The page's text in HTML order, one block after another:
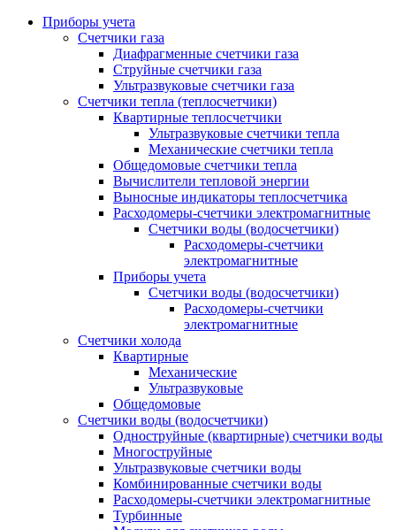
Приборы учета
Счетчики газа
Диафрагменные счетчики газа
Струйные счетчики газа
Ультразвуковые счетчики газа
Счетчики тепла (теплосчетчики)
Квартирные теплосчетчики
Ультразвуковые счетчики тепла
Механические счетчики тепла
Общедомовые счетчики тепла
Вычислители тепловой энергии
Выносные индикаторы теплосчетчика
Расходомеры-счетчики электромагнитные
Счетчики воды (водосчетчики)
Расходомеры-счетчики
электромагнитные
Приборы учета
Счетчики воды (водосчетчики)
Расходомеры-счетчики
электромагнитные
Счетчики холода
Квартирные
Механические
Ультразвуковые
Общедомовые
Счетчики воды (водосчетчики)
Одноструйные (квартирные) счетчики воды
Многоструйные
Ультразвуковые счетчики воды
Комбинированные счетчики воды
Расходомеры-счетчики электромагнитные
Турбинные